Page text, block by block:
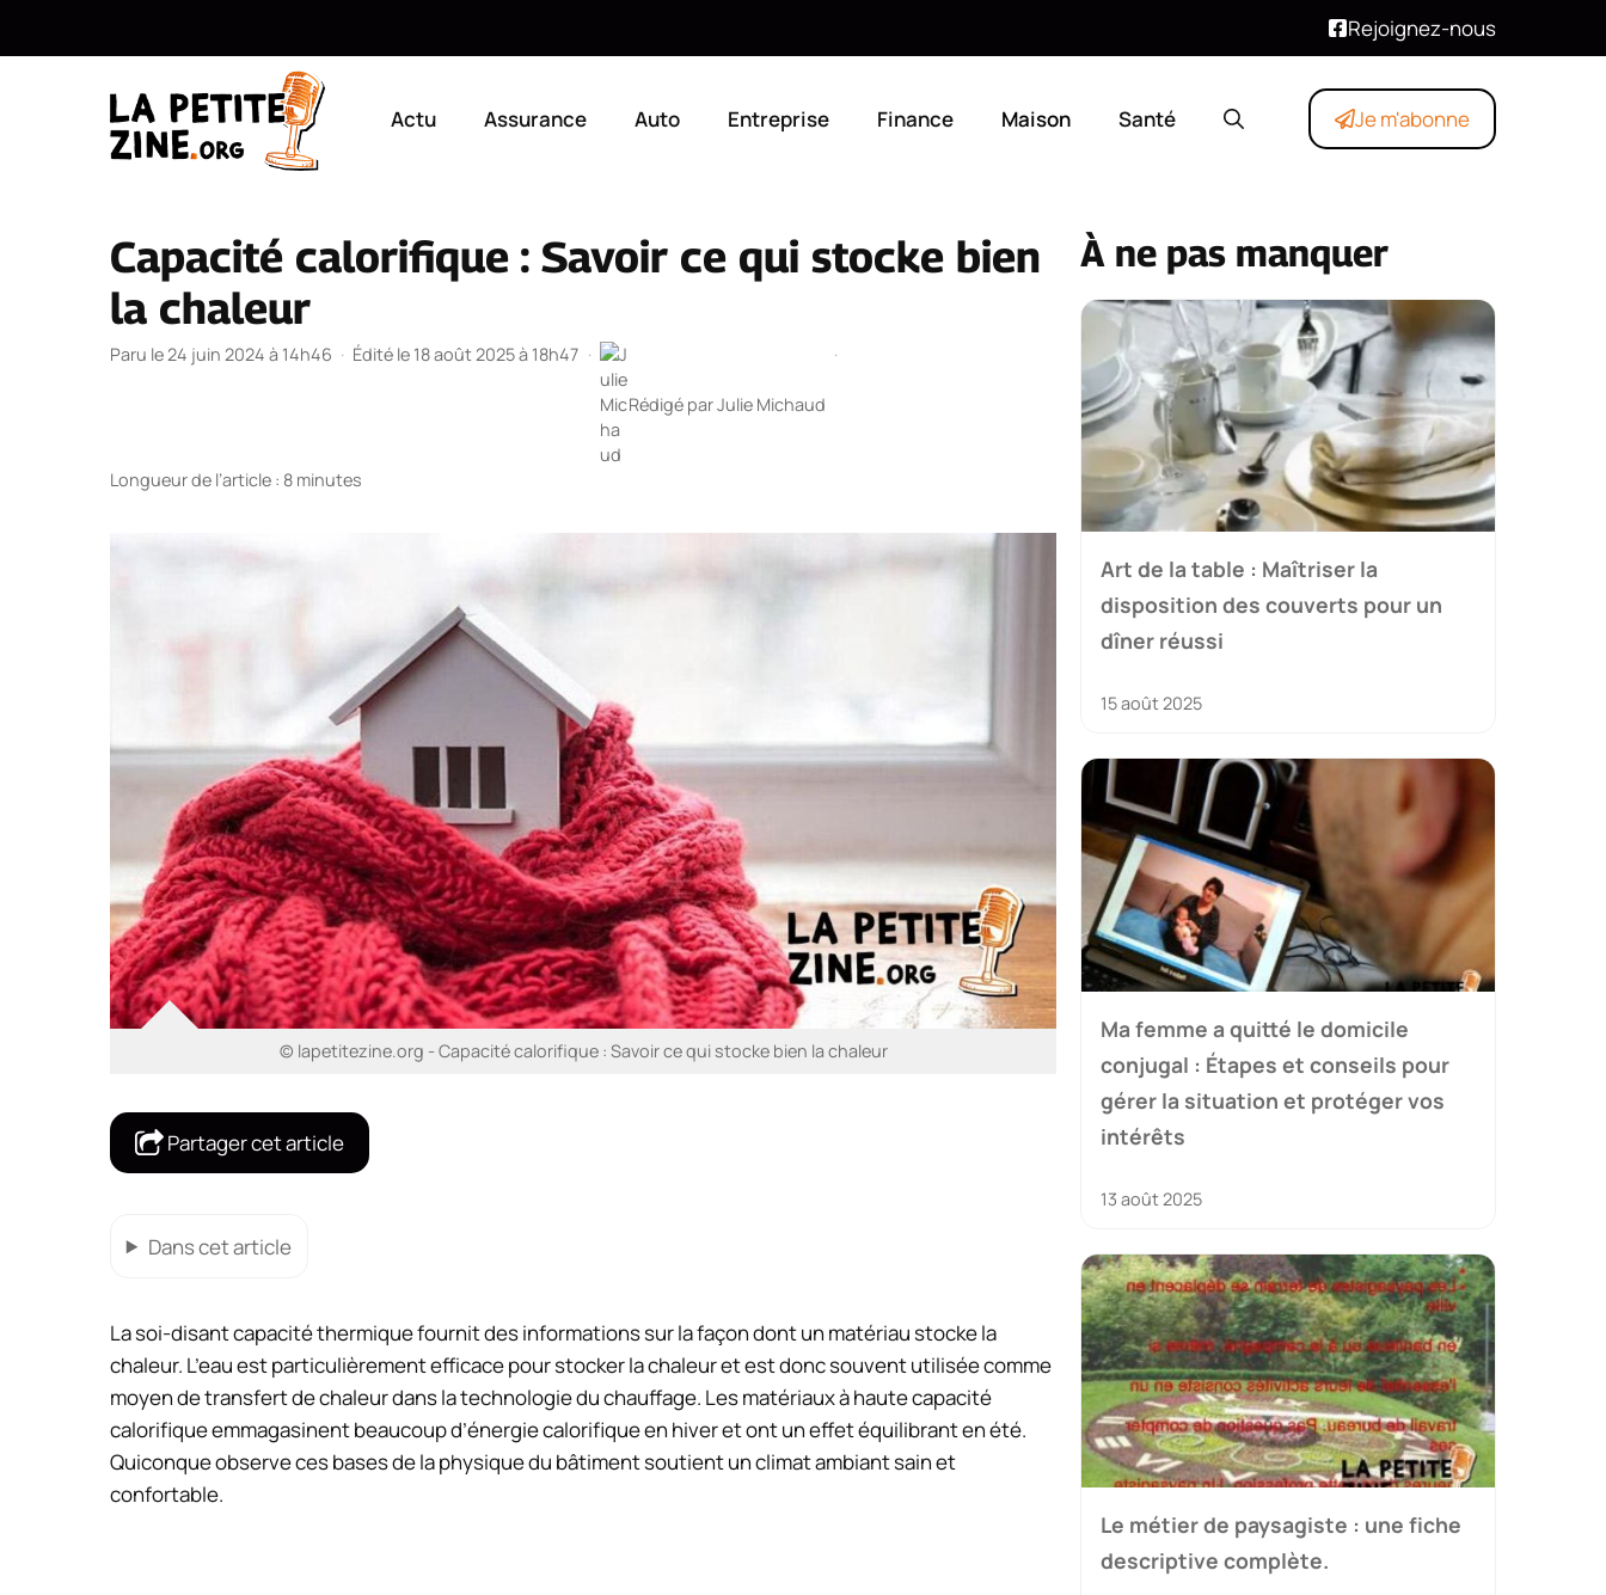
Rejoignez-nous
Actu Assurance Auto Entreprise Finance Maison Santé Je m'abonne
Capacité calorifique : Savoir ce qui stocke bien
la chaleur
Paru le 24 juin 2024 à 14h46 · Édité le 18 août 2025 à 18h47 ·
Rédigé parJulie Michaud
·
Longueur de l’article : 8 minutes
© lapetitezine.org - Capacité calorifique : Savoir ce qui stocke bien la chaleur
Partager cet article
Dans cet article
La soi-disant capacité thermique fournit des informations sur la façon dont un matériau stocke la
chaleur. L’eau est particulièrement efficace pour stocker la chaleur et est donc souvent utilisée comme
moyen de transfert de chaleur dans la technologie du chauffage. Les matériaux à haute capacité
calorifique emmagasinent beaucoup d’énergie calorifique en hiver et ont un effet équilibrant en été.
Quiconque observe ces bases de la physique du bâtiment soutient un climat ambiant sain et
confortable.
À ne pas manquer
Art de la table : Maîtriser la
disposition des couverts pour un
dîner réussi
15 août 2025
Ma femme a quitté le domicile
conjugal : Étapes et conseils pour
gérer la situation et protéger vos
intérêts
13 août 2025
Le métier de paysagiste : une fiche
descriptive complète.